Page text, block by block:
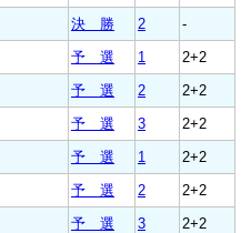
決 勝 2
-
予 選 1
2+2
予 選 2
2+2
予 選 3
2+2
予 選 1
2+2
予 選 2
2+2
予 選 3
2+2